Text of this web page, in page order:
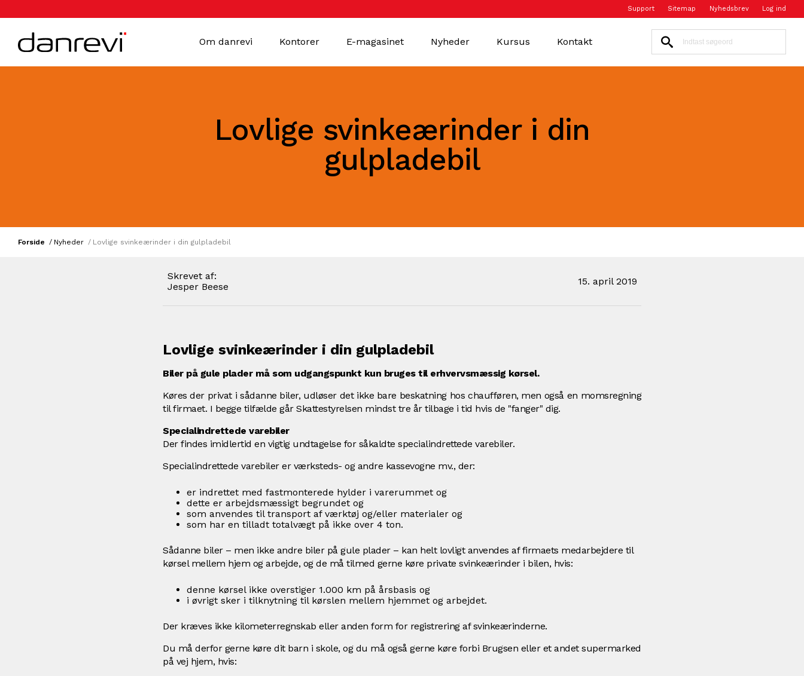
Support Sitemap Nyhedsbrev Log ind
Om danrevi Kontorer E-magasinet Nyheder Kursus Kontakt
Lovlige svinkeærinder i din
gulpladebil
Forside Nyheder Lovlige svinkeærinder i din gulpladebil
Skrevet af:
Jesper Beese
15. april 2019
Lovlige svinkeærinder i din gulpladebil
Biler på gule plader må som udgangspunkt kun bruges til erhvervsmæssig kørsel.
Køres der privat i sådanne biler, udløser det ikke bare beskatning hos chaufføren, men også en momsregning
til firmaet. I begge tilfælde går Skattestyrelsen mindst tre år tilbage i tid hvis de "fanger" dig.
Specialindrettede varebiler
Der findes imidlertid en vigtig undtagelse for såkaldte specialindrettede varebiler.
Specialindrettede varebiler er værksteds- og andre kassevogne mv., der:
er indrettet med fastmonterede hylder i varerummet og
dette er arbejdsmæssigt begrundet og
som anvendes til transport af værktøj og/eller materialer og
som har en tilladt totalvægt på ikke over 4 ton.
Sådanne biler – men ikke andre biler på gule plader – kan helt lovligt anvendes af firmaets medarbejdere til
kørsel mellem hjem og arbejde, og de må tilmed gerne køre private svinkeærinder i bilen, hvis:
denne kørsel ikke overstiger 1.000 km på årsbasis og
i øvrigt sker i tilknytning til kørslen mellem hjemmet og arbejdet.
Der kræves ikke kilometerregnskab eller anden form for registrering af svinkeærinderne.
Du må derfor gerne køre dit barn i skole, og du må også gerne køre forbi Brugsen eller et andet supermarked
på vej hjem, hvis: